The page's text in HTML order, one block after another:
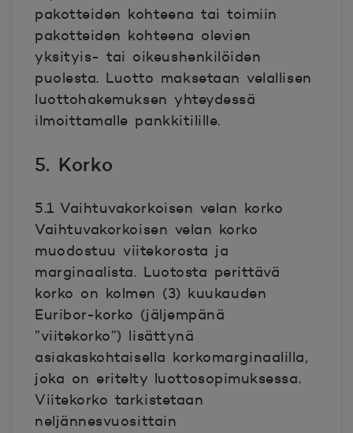
pakotteiden kohteena tai toimiin
pakotteiden kohteena olevien
yksityis- tai oikeushenkilöiden
puolesta. Luotto maksetaan velallisen
luottohakemuksen yhteydessä
ilmoittamalle pankkitilille.
5. Korko
5.1 Vaihtuvakorkoisen velan korko
Vaihtuvakorkoisen velan korko
muodostuu viitekorosta ja
marginaalista. Luotosta perittävä
korko on kolmen (3) kuukauden
Euribor-korko (jäljempänä
”viitekorko”) lisättynä
asiakaskohtaisella korkomarginaalilla,
joka on eritelty luottosopimuksessa.
Viitekorko tarkistetaan
neljännesvuosittain